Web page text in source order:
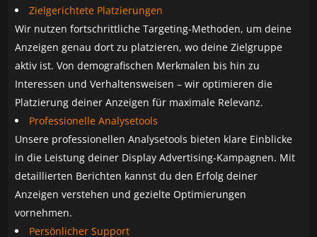
Zielgerichtete Platzierungen
Wir nutzen fortschrittliche Targeting-Methoden, um deine
Anzeigen genau dort zu platzieren, wo deine Zielgruppe
aktiv ist. Von demografischen Merkmalen bis hin zu
Interessen und Verhaltensweisen – wir optimieren die
Platzierung deiner Anzeigen für maximale Relevanz.
Professionelle Analysetools
Unsere professionellen Analysetools bieten klare Einblicke
in die Leistung deiner Display Advertising-Kampagnen. Mit
detaillierten Berichten kannst du den Erfolg deiner
Anzeigen verstehen und gezielte Optimierungen
vornehmen.
Persönlicher Support